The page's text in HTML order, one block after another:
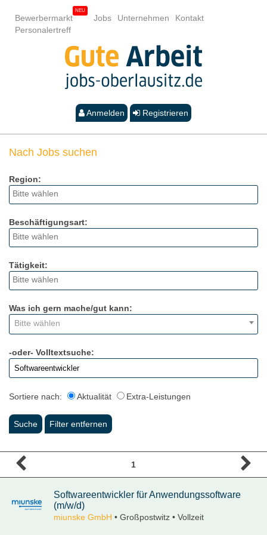
Bewerbermarkt Jobs Unternehmen
Kontakt
Personalertreff
Anmelden Registrieren
Nach Jobs suchen
Region:
Beschäftigungsart:
Tätigkeit:
Was ich gern mache/gut kann:
Bitte wählen
-oder- Volltextsuche:
Sortiere nach: Aktualität Extra-Leistungen
1
Softwareentwickler für Anwendungssoftware
(m/w/d)
miunske GmbH • Großpostwitz • Vollzeit